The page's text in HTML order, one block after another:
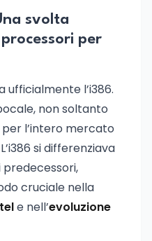
svolta
per
ufficialmente l’i386.
non soltanto
per l’intero mercato
si differenziava
cruciale nella
e nell’evoluzione